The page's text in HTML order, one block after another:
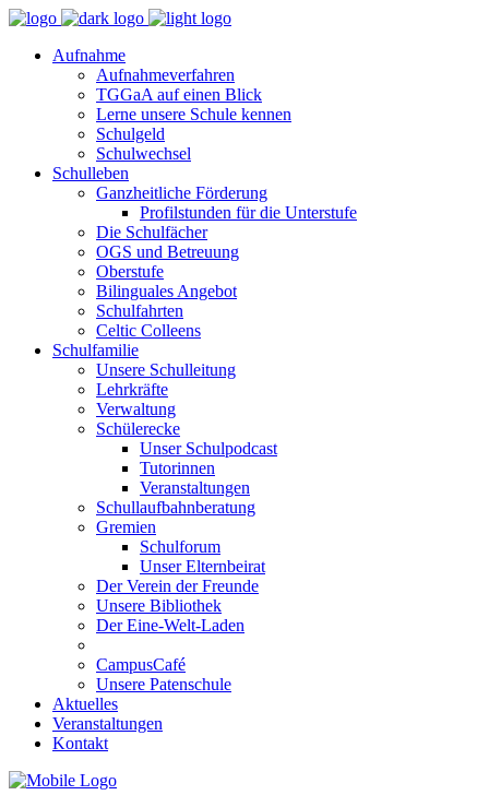
Aufnahme
Aufnahmeverfahren
TGGaA auf einen Blick
Lerne unsere Schule kennen
Schulgeld
Schulwechsel
Schulleben
Ganzheitliche Förderung
Profilstunden für die Unterstufe
Die Schulfächer
OGS und Betreuung
Oberstufe
Bilinguales Angebot
Schulfahrten
Celtic Colleens
Schulfamilie
Unsere Schulleitung
Lehrkräfte
Verwaltung
Schülerecke
Unser Schulpodcast
Tutorinnen
Veranstaltungen
Schullaufbahnberatung
Gremien
Schulforum
Unser Elternbeirat
Der Verein der Freunde
Unsere Bibliothek
Der Eine-Welt-Laden
CampusCafé
Unsere Patenschule
Aktuelles
Veranstaltungen
Kontakt